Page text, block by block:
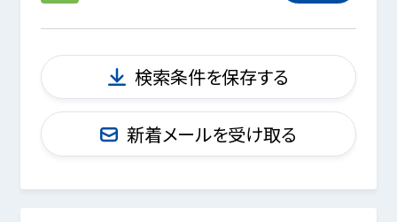
検索条件を保存する
新着メールを受け取る